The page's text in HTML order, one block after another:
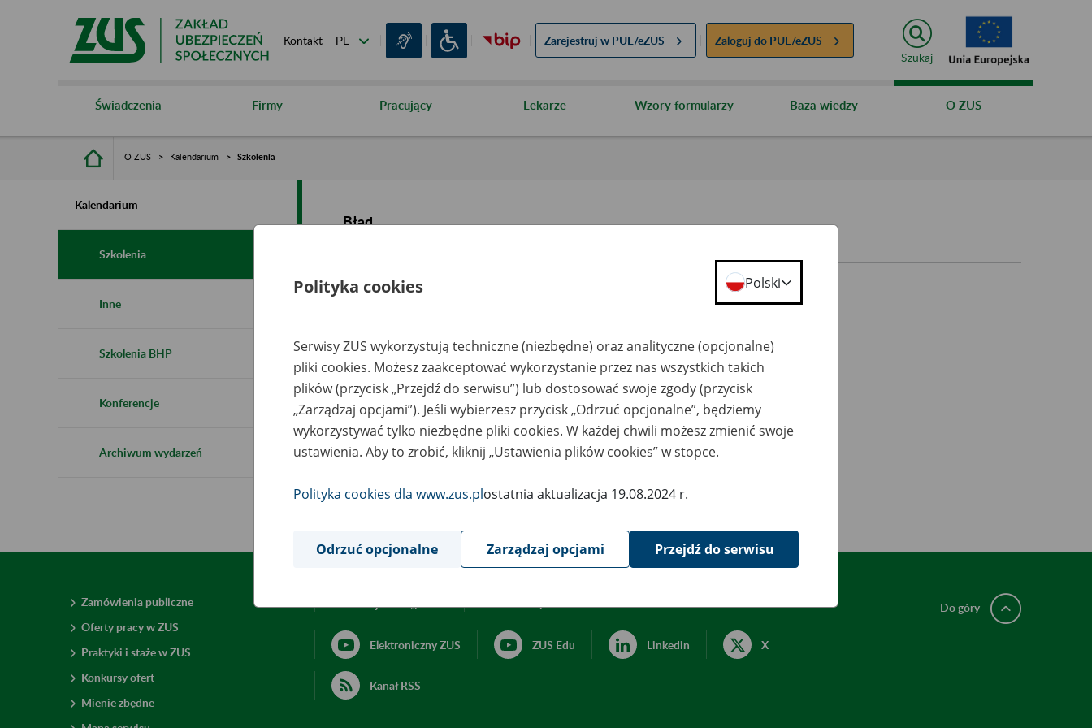
Kontakt Zarejestruj w PUE/eZUS Zaloguj do PUE/eZUS
Szukaj
Świadczenia Firmy Pracujący Lekarze Wzory formularzy Baza wiedzy O ZUS
O ZUS Kalendarium Szkolenia
Kalendarium
Szkolenia
Inne
Szkolenia BHP
Konferencje
Archiwum wydarzeń
Błąd
Zamówienia publiczne
Oferty pracy w ZUS
Praktyki i staże w ZUS
Konkursy ofert
Mienie zbędne
Elektroniczny ZUS ZUS Edu Linkedin X
Kanał RSS
Do góry
Polityka cookies Polski
Serwisy ZUS wykorzystują techniczne (niezbędne) oraz analityczne (opcjonalne)
pliki cookies. Możesz zaakceptować wykorzystanie przez nas wszystkich takich
plików (przycisk „Przejdź do serwisu”) lub dostosować swoje zgody (przycisk
„Zarządzaj opcjami”). Jeśli wybierzesz przycisk „Odrzuć opcjonalne”, będziemy
wykorzystywać tylko niezbędne pliki cookies. W każdej chwili możesz zmienić swoje
ustawienia. Aby to zrobić, kliknij „Ustawienia plików cookies” w stopce.
Polityka cookies dla www.zus.plostatnia aktualizacja 19.08.2024 r.
Odrzuć opcjonalne Zarządzaj opcjami Przejdź do serwisu